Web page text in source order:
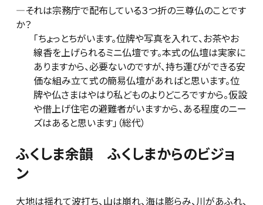
―それは宗務庁で配布している３つ折の三尊仏のことです
か？
「ちょっとちがいます。位牌や写真を入れて、お茶やお
線香を上げられるミニ仏壇です。本式の仏壇は実家に
ありますから、必要ないのですが、持ち運びができる安
価な組み立て式の簡易仏壇があればと思います。位
牌や仏さまはやはり私どものよりどころですから。仮設
や借上げ住宅の避難者がいますから、ある程度のニー
ズはあると思います」（総代）
ふくしま余韻 ふくしまからのビジョ
ン
大地は揺れて波打ち、山は崩れ、海は膨らみ、川があふれ、